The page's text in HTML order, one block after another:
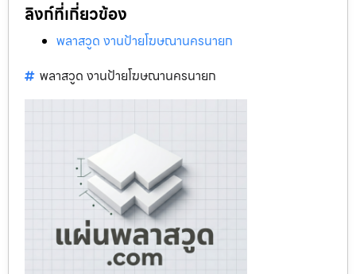
ลิงก์ที่เกี่ยวข้อง
พลาสวูด งานป้ายโฆษณานครนายก
พลาสวูด งานป้ายโฆษณานครนายก